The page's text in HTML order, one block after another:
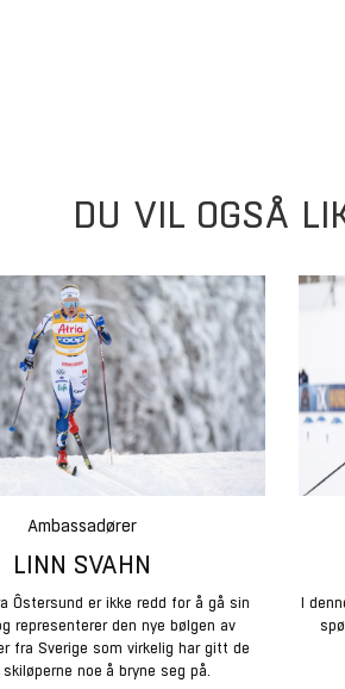
DU VIL OGSÅ
Ambassadører
LINN SVAHN
Ôstersund er ikke redd for å gå sin
representerer den nye bølgen av
fra Sverige som virkelig har gitt de
noe å bryne seg på.
I